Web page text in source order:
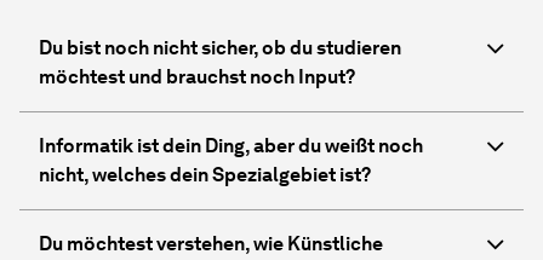
Du bist noch nicht sicher, ob du studieren
möchtest und brauchst noch Input?
Informatik ist dein Ding, aber du weißt noch
nicht, welches dein Spezialgebiet ist?
Du möchtest verstehen, wie Künstliche